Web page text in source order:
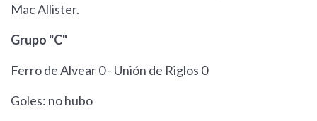
Mac Allister.
Grupo "C"
Ferro de Alvear 0 - Unión de Riglos 0
Goles: no hubo